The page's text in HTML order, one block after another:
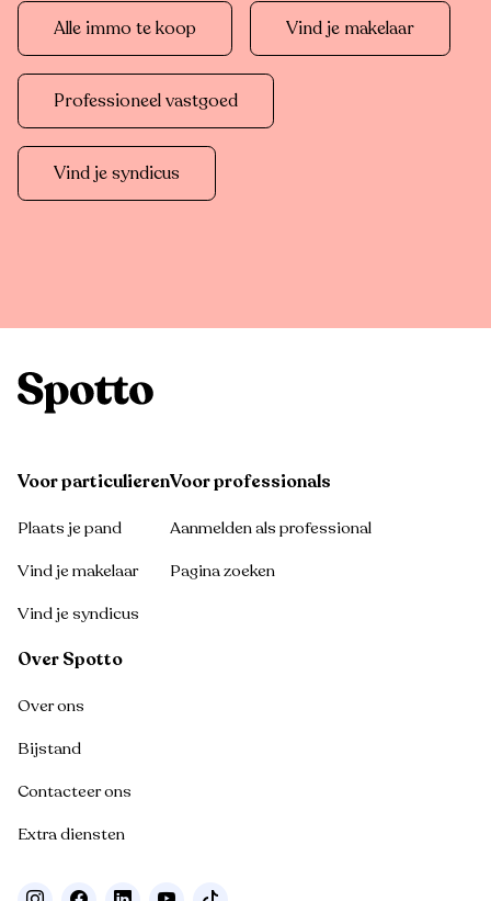
Alle immo te koop Vind je makelaar
Professioneel vastgoed
Vind je syndicus
Voor particulieren
Plaats je pand
Vind je makelaar
Vind je syndicus
Voor professionals
Aanmelden als professional
Pagina zoeken
Over Spotto
Over ons
Bijstand
Contacteer ons
Extra diensten